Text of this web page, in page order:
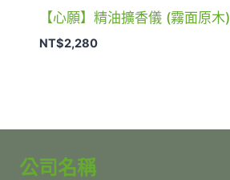
【心願】精油擴香儀 (霧面原木)
NT$2,280
公司名稱